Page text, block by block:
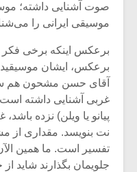
صوت آشنایی داشته؛
موسیقی ایرانی را
برعکس اینکه برخی فکر
برعکس، ایشان
آقای حسن مشحون هم
غربی آشنایی داشته
پیانو یا ویلن) نزده
نت بنویسد. مقداری
تفسیر است. ما همین
جلویمان بگذارند شاید